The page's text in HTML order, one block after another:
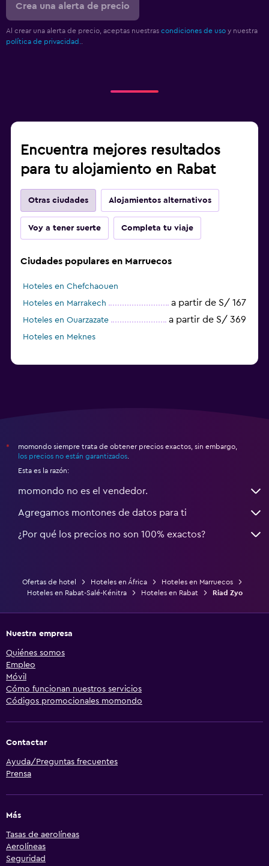
Crea una alerta de precio
Al crear una alerta de precio, aceptas nuestras condiciones de uso y nuestra
política de privacidad.
Encuentra mejores resultados
para tu alojamiento en Rabat
Otras ciudades Alojamientos alternativos
Voy a tener suerte Completa tu viaje
Ciudades populares en Marruecos
Hoteles en Chefchaouen
Hoteles en Marrakech
a partir de S/ 167
Hoteles en Ouarzazate a partir de S/ 369
Hoteles en Meknes
*
momondo siempre trata de obtener precios exactos, sin embargo,
los precios no están garantizados
Esta es la razón:
momondo no es el vendedor.
Agregamos montones de datos para ti
¿Por qué los precios no son 100% exactos?
Ofertas de hotel Hoteles en África
Hoteles en Marruecos
Hoteles en Rabat-Salé-Kénitra
Hoteles en Rabat Riad Zyo
Nuestra empresa
Quiénes somos
Empleo
Móvil
Cómo funcionan nuestros servicios
Códigos promocionales momondo
Contactar
Ayuda/Preguntas frecuentes
Prensa
Más
Tasas de aerolíneas
Aerolíneas
Seguridad